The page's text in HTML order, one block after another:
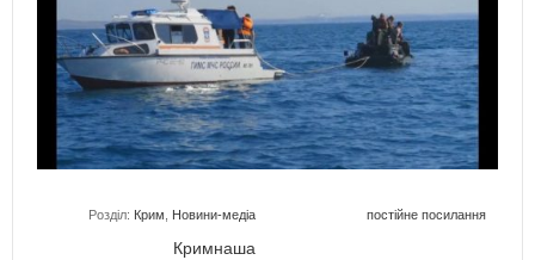
Розділ: Крим Новини-медіа постійне посилання
Кримнаша